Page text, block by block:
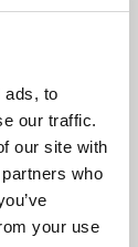
ads, to
our traffic.
our site with
who
your use
700)